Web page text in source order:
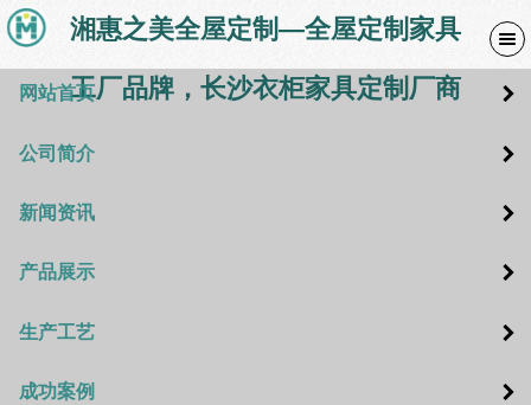
湘惠之美全屋定制—全屋定制家具
工厂品牌，长沙衣柜家具定制厂商
网站首页
公司简介
新闻资讯
产品展示
生产工艺
成功案例